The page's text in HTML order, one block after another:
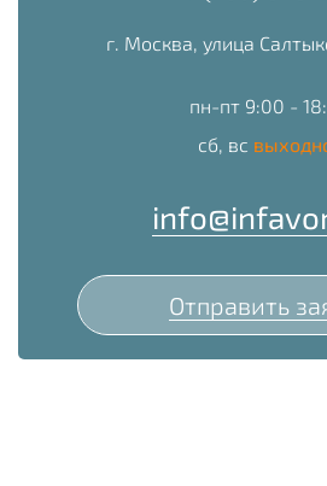
г. Москва, улица
пн-пт 9:00 -
сб, вс
Отправить